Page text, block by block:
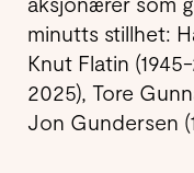
minutts stillhet:
Knut Flatin
2025), Tore
Jon Gundersen